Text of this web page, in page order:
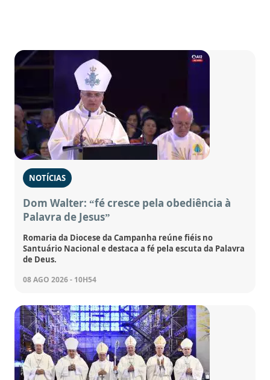
NOTÍCIAS
Dom Walter: “fé cresce pela obediência à
Palavra de Jesus”
Romaria da Diocese da Campanha reúne fiéis no
Santuário Nacional e destaca a fé pela escuta da Palavra
de Deus.
08 AGO 2026 - 10H54